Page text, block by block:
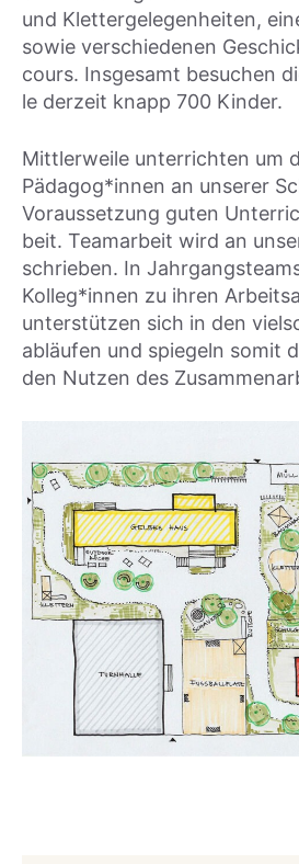
und Klet­ter­ge­le­gen­hei­ten,
sowie ver­schie­de­nen
cours. Ins­ge­samt besu­chen
le der­zeit knapp 700 Kin­der.
Mitt­ler­wei­le unter­rich­ten um
Pädagog*innen an unse­rer
Vor­aus­set­zung guten
beit. Team­ar­beit wird an
schrie­ben. In
Kolleg*innen zu ihren
unter­stüt­zen sich in den
ab­läu­fen und spie­geln somit
den Nut­zen des